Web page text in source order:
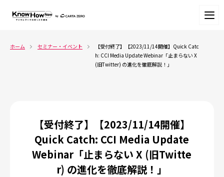
ホーム セミナー・イベント
【受付終了】【2023/11/14開催】Quick Catc
h: CCI Media Update Webinar「止まらない X
(旧Twitter) の進化を徹底解説！」
【受付終了】【2023/11/14開催】
Quick Catch: CCI Media Update
Webinar「止まらない X (旧Twitte
r) の進化を徹底解説！」